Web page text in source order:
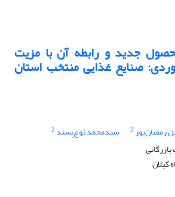
جدید و رابطه آن با مزیت
صنایع غذایی منتخب استان
رمضان‌پور2 سیدمحمد نوع‌پسند 2
گیلان